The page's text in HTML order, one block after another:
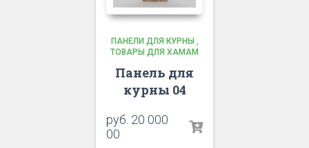
ПАНЕЛИ ДЛЯ КУРНЫ
ТОВАРЫ ДЛЯ ХАМАМ
Панель для
курны 04
руб. 20 000
00